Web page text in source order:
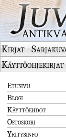
Kirjat
Käyttöohjekirjat
Etusivu
Blogi
Käyttöehdot
Ostoskori
Yritysinfo